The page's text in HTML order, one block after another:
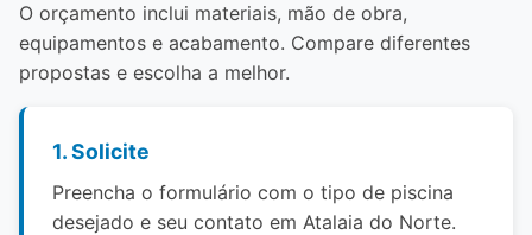
O orçamento inclui materiais, mão de obra,
equipamentos e acabamento. Compare diferentes
propostas e escolha a melhor.
1. Solicite
Preencha o formulário com o tipo de piscina
desejado e seu contato em Atalaia do Norte.